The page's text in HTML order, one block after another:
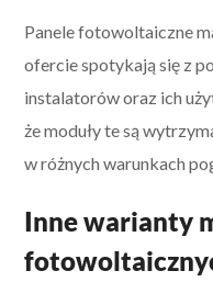
Panele fotowoltaiczne
ofercie spotykają się z
instalatorów oraz ich
że moduły te są
w różnych warunkach
Inne warianty